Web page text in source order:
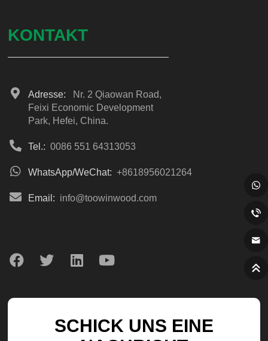
KONTAKT
Adresse:
Nr. 2 Qiaowan Road,
Feixi Economic Development
Park, Hefei, China.
Tel.: 0086 551 64313053
WhatsApp/WeChat: +8618956021264
Email: info@toowinwood.com
SCHICK UNS EINE